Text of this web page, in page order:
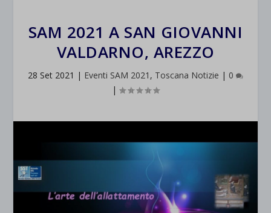
SAM 2021 A SAN GIOVANNI
VALDARNO, AREZZO
28 Set 2021 | Eventi SAM 2021 , Toscana Notizie | 0
|